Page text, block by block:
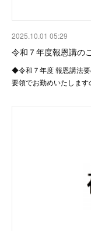
2025.10.01 05:29
令和７年度報恩講の
◆令和７年度 報恩講法
要領でお勤めいたしま